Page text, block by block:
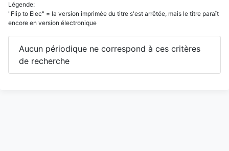
Légende:
"Flip to Elec" = la version imprimée du titre s'est arrêtée, mais le titre paraît
encore en version électronique
Aucun périodique ne correspond à ces critères
de recherche